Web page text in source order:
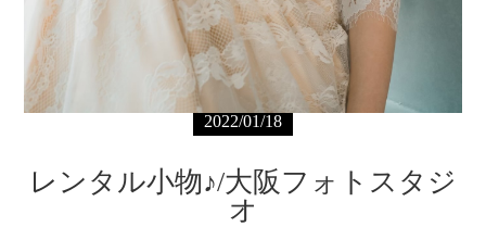
2022/01/18
レンタル小物♪/大阪フォトスタジ
オ